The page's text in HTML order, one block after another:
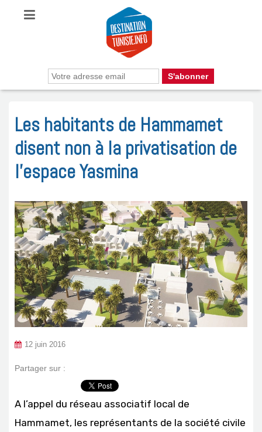
Les habitants de Hammamet
disent non à la privatisation de
l’espace Yasmina
12 juin 2016
Partager sur :
A l’appel du réseau associatif local de
Hammamet, les représentants de la société civile